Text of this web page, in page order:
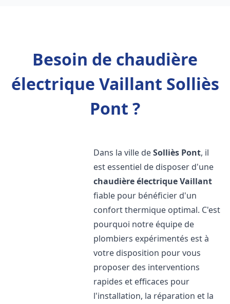
Besoin de chaudière
électrique Vaillant Solliès
Pont ?
Dans la ville deSolliès Pont, il
est essentiel de disposer d'une
chaudière électrique Vaillant
fiable pour bénéficier d'un
confort thermique optimal. C'est
pourquoi notre équipe de
plombiers expérimentés est à
votre disposition pour vous
proposer des interventions
rapides et efficaces pour
l'installation, la réparation et la